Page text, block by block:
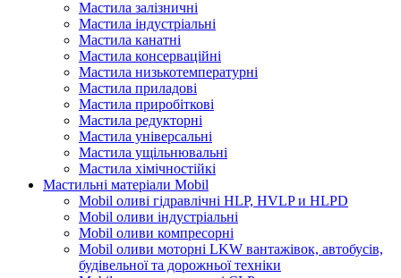
Мастила залізничні
Мастила індустріальні
Мастила канатні
Мастила консерваційні
Мастила низькотемпературні
Мастила приладові
Мастила приробіткові
Мастила редукторні
Мастила універсальні
Мастила ущільнювальні
Мастила хімічностійкі
Мастильні матеріали Mobil
Mobil оливі гідравлічні HLP, HVLP и HLPD
Mobil оливи індустріальні
Mobil оливи компресорні
Mobil оливи моторні LKW вантажівок, автобусів,
будівельної та дорожньої техніки